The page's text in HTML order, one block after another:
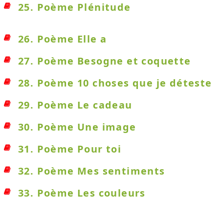
25. Poème Plénitude
26. Poème Elle a
27. Poème Besogne et coquette
28. Poème 10 choses que je déteste
29. Poème Le cadeau
30. Poème Une image
31. Poème Pour toi
32. Poème Mes sentiments
33. Poème Les couleurs